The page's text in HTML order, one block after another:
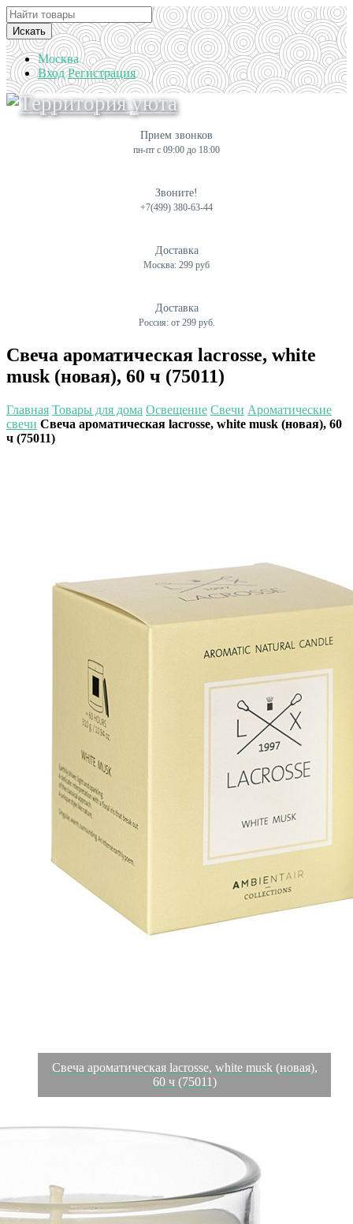
Искать
Москва
Вход Регистрация
Прием звонков
пн-пт с 09:00 до 18:00
Звоните!
+7(499) 380-63-44
Доставка
Москва: 299 руб
Доставка
Россия: от 299 руб.
Свеча ароматическая lacrosse, white
musk (новая), 60 ч (75011)
Главная Товары для дома Освещение Свечи Ароматические
свечи Свеча ароматическая lacrosse, white musk (новая), 60
ч (75011)
Свеча ароматическая lacrosse, white musk (новая),
60 ч (75011)
Обзор
Характеристики